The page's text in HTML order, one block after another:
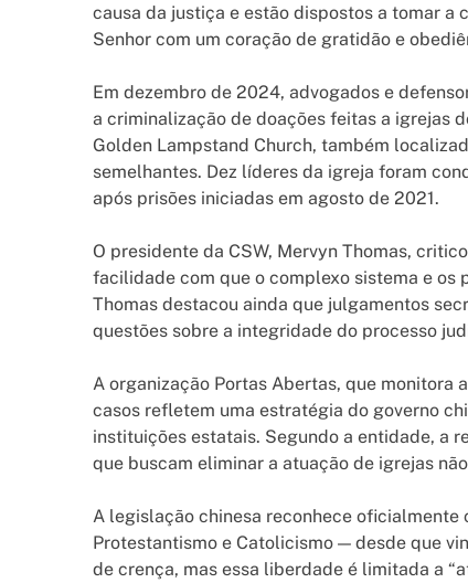
causa da justiça e estão dispostos a tomar a
Senhor com um coração de gratidão e
Em dezembro de 2024, advogados e
a criminalização de doações feitas a igrejas
Golden Lampstand Church, também
semelhantes. Dez líderes da igreja foram
após prisões iniciadas em agosto de 2021.
O presidente da CSW, Mervyn Thomas,
facilidade com que o complexo sistema e os
Thomas destacou ainda que julgamentos
questões sobre a integridade do processo
A organização Portas Abertas, que monitora
casos refletem uma estratégia do governo
instituições estatais. Segundo a entidade, a
que buscam eliminar a atuação de igrejas
A legislação chinesa reconhece
Protestantismo e Catolicismo — desde que
de crença, mas essa liberdade é limitada a